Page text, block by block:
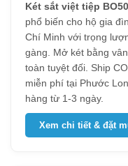
Két sắt việt tiệp
phổ biến cho hộ gia
Chí Minh với trọng
gàng. Mở két bằng
toàn tuyệt đối. Ship
miễn phí tại Phước
hàng từ 1-3 ngày.
Xem chi tiết & đặt